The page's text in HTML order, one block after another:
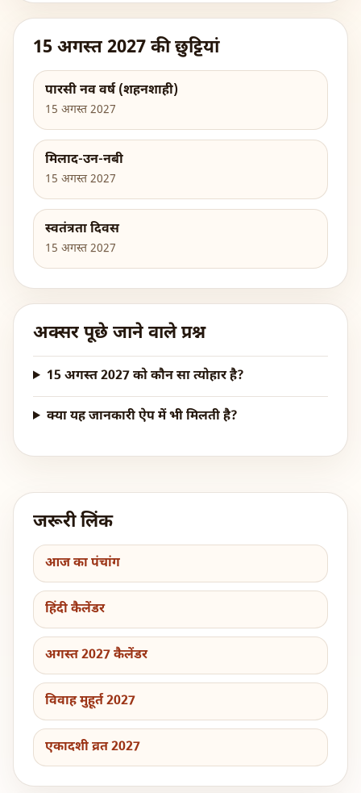
15 अगस्त 2027 की छुट्टियां
पारसी नव वर्ष (शहनशाही)
15 अगस्त 2027
मिलाद-उन-नबी
15 अगस्त 2027
स्वतंत्रता दिवस
15 अगस्त 2027
अक्सर पूछे जाने वाले प्रश्न
15 अगस्त 2027 को कौन सा त्योहार है?
क्या यह जानकारी ऐप में भी मिलती है?
जरूरी लिंक
आज का पंचांग
हिंदी कैलेंडर
अगस्त 2027 कैलेंडर
विवाह मुहूर्त 2027
एकादशी व्रत 2027